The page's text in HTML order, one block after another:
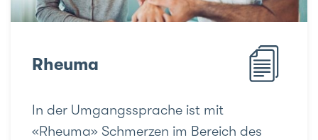
Rheuma
In der Umgangssprache ist mit
«Rheuma» Schmerzen im Bereich des